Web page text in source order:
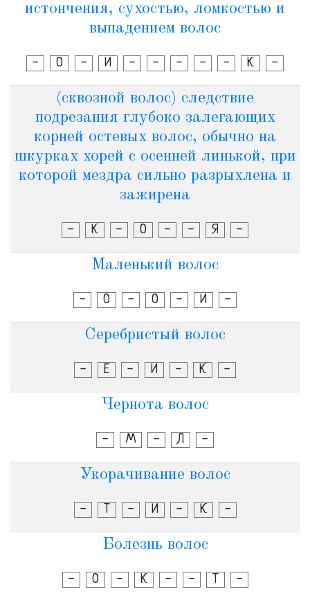
истончения, сухостью, ломкостью и
выпадением волос
- О - И - - - - - К -
(сквозной волос) следствие
подрезания глубоко залегающих
корней остевых волос, обычно на
шкурках хорей с осенней линькой, при
которой мездра сильно разрыхлена и
зажирена
- К - О - - Я -
Маленький волос
- О - О - И -
Серебристый волос
- Е - И - К -
Чернота волос
- М - Л -
Укорачивание волос
- Т - И - К -
Болезнь волос
- О - К - - Т -